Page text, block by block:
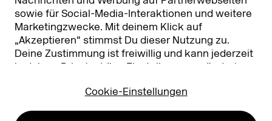
sowie für Social-Media-Interaktionen und weitere
Marketingzwecke. Mit deinem Klick auf
„Akzeptieren“ stimmst Du dieser Nutzung zu.
Deine Zustimmung ist freiwillig und kann jederzeit
in deinen Privatsphäre-Einstellungen
geändert
Nutzung findest Du in unserer
Cookie-Einstellungen
Koelnmesse GmbH
T. +49 221 821 2020